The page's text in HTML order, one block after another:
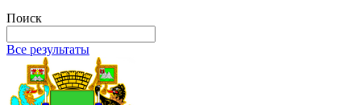
Поиск
Все результаты